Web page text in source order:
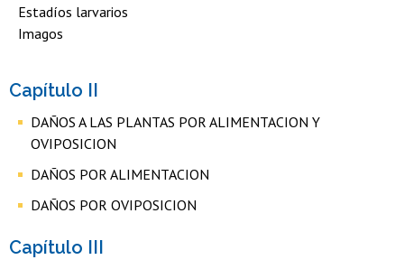
Estadíos larvarios
Imagos
Capítulo II
DAÑOS A LAS PLANTAS POR ALIMENTACION Y
OVIPOSICION
DAÑOS POR ALIMENTACION
DAÑOS POR OVIPOSICION
Capítulo III